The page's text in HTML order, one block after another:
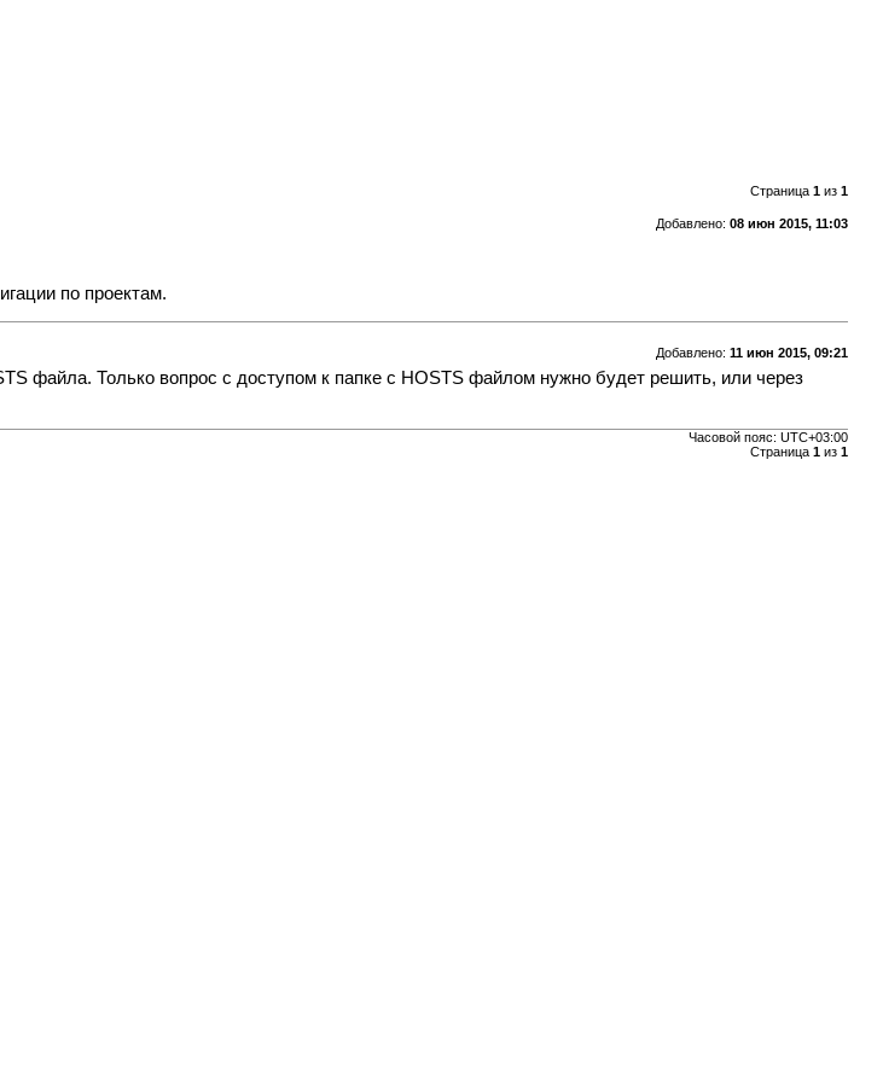
Страница 1из 1
Добавлено: 08 июн 2015, 11:03
по проектам.
Добавлено: 11 июн 2015, 09:21
файла. Только вопрос с доступом к папке с HOSTS файлом нужно будет решить, или через
Часовой пояс: UTC+03:00
Страница 1из 1